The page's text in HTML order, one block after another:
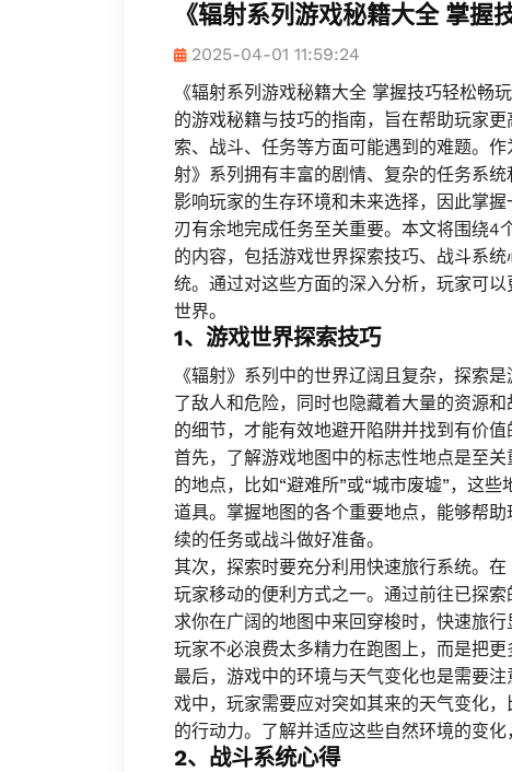
《辐射系列游戏秘籍大全 掌握
2025-04-01 11:59:24
《辐射系列游戏秘籍大全 掌握技巧轻松畅
的游戏秘籍与技巧的指南，旨在帮助玩家
索、战斗、任务等方面可能遇到的难题。
射》系列拥有丰富的剧情、复杂的任务系
影响玩家的生存环境和未来选择，因此掌
刃有余地完成任务至关重要。本文将围绕4
的内容，包括游戏世界探索技巧、战斗系
统。通过对这些方面的深入分析，玩家可
世界。
1、游戏世界探索技巧
《辐射》系列中的世界辽阔且复杂，探索
了敌人和危险，同时也隐藏着大量的资源
的细节，才能有效地避开陷阱并找到有价值
首先，了解游戏地图中的标志性地点是至
的地点，比如“避难所”或“城市废墟”，这
道具。掌握地图的各个重要地点，能够帮
续的任务或战斗做好准备。
其次，探索时要充分利用快速旅行系统。
玩家移动的便利方式之一。通过前往已探
求你在广阔的地图中来回穿梭时，快速旅
玩家不必浪费太多精力在跑图上，而是把更
最后，游戏中的环境与天气变化也是需要
戏中，玩家需要应对突如其来的天气变化
的行动力。了解并适应这些自然环境的变化
2、战斗系统心得